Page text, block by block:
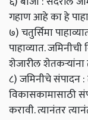
गहाण आहे का हे
७) चतुर्सिमा
पाहाव्यात. जमिनीची
शेजारील शेतकऱ्यांना
८) जमिनीचे संपादन
विकासकामासाठी
करावी. त्यानंतर